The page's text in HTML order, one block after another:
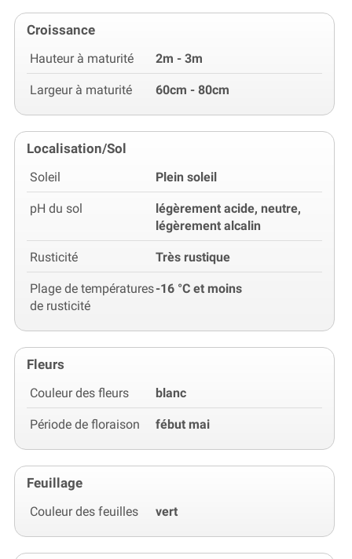
Croissance
Hauteur à maturité 2m - 3m
Largeur à maturité 60cm - 80cm
Localisation/Sol
Soleil Plein soleil
pH du sol
légèrement acide, neutre,
légèrement alcalin
Rusticité Très rustique
Plage de températures
de rusticité
-16 °C et moins
Fleurs
Couleur des fleurs blanc
Période de floraison fébut mai
Feuillage
Couleur des feuilles vert